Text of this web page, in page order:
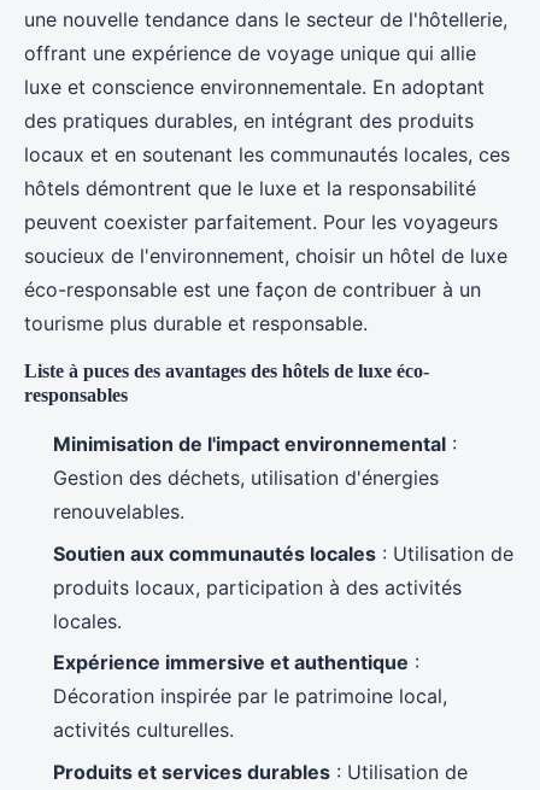
une nouvelle tendance dans le secteur de l'hôtellerie,
offrant une expérience de voyage unique qui allie
luxe et conscience environnementale. En adoptant
des pratiques durables, en intégrant des produits
locaux et en soutenant les communautés locales, ces
hôtels démontrent que le luxe et la responsabilité
peuvent coexister parfaitement. Pour les voyageurs
soucieux de l'environnement, choisir un hôtel de luxe
éco-responsable est une façon de contribuer à un
tourisme plus durable et responsable.
Liste à puces des avantages des hôtels de luxe éco-
responsables
Minimisation de l'impact environnemental :
Gestion des déchets, utilisation d'énergies
renouvelables.
Soutien aux communautés locales : Utilisation de
produits locaux, participation à des activités
locales.
Expérience immersive et authentique :
Décoration inspirée par le patrimoine local,
activités culturelles.
Produits et services durables : Utilisation de